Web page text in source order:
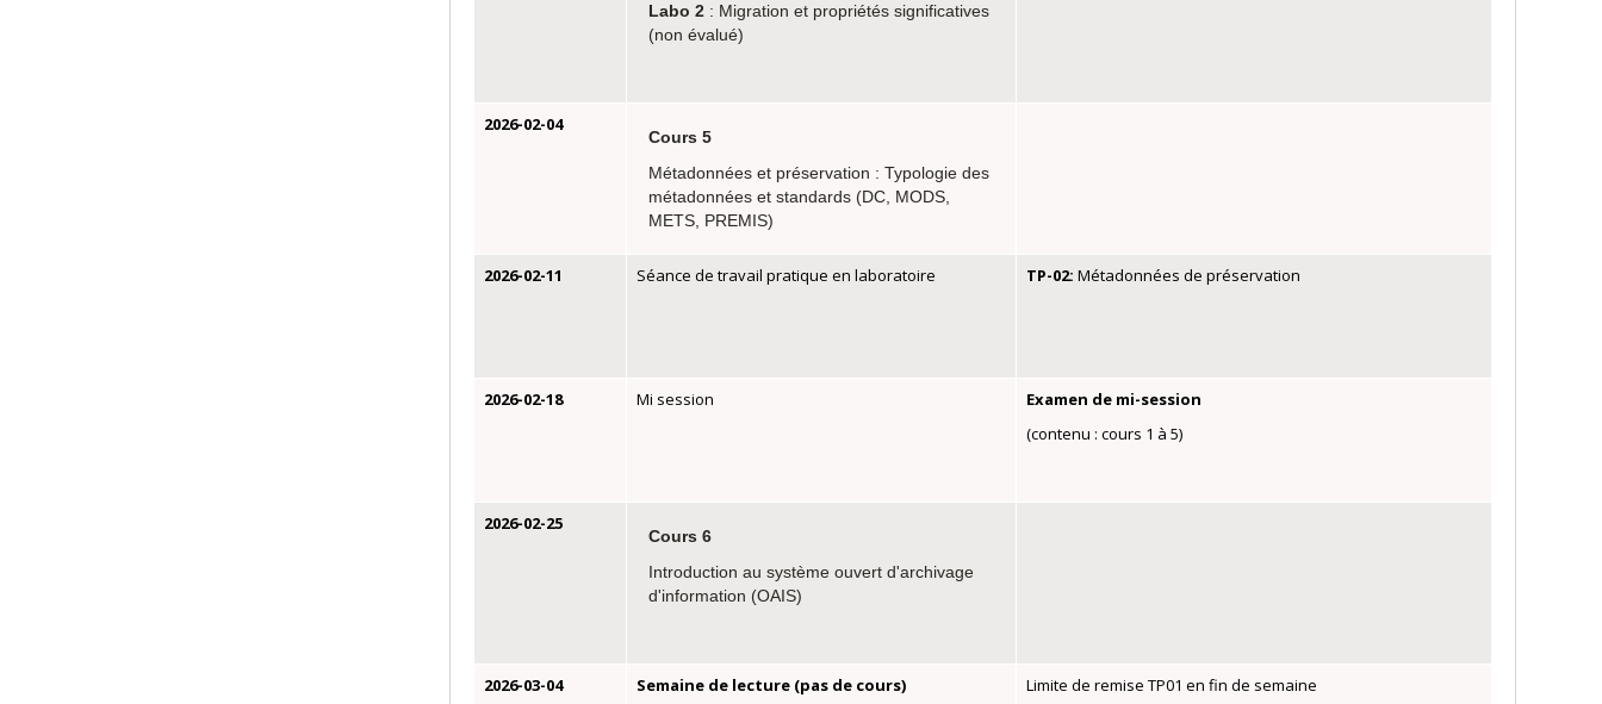
Labo 2 : Migration et propriétés significatives
(non évalué)
2026-02-04
Cours 5
Métadonnées et préservation : Typologie des
métadonnées et standards (DC, MODS,
METS, PREMIS)
2026-02-11 Séance de travail pratique en laboratoire TP-02: Métadonnées de préservation
2026-02-18 Mi session
Examen de mi-session
(contenu : cours 1 à 5)
2026-02-25
Cours 6
Introduction au système ouvert d'archivage
d'information (OAIS)
2026-03-04 Semaine de lecture (pas de cours) Limite de remise TP01 en fin de semaine